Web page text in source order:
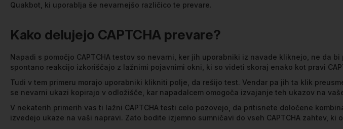
Quakbot, ki uporablja še nevarnejšo različico te prevare.
Kako delujejo CAPTCHA prevare?
Napadi s pomočjo CAPTCHA testov so nevarni, ker jih uporabniki iz navade kliknejo, ne da
spontano reakcijo izkoriščajo z lažnimi pojavnimi okni, ki so videti skoraj enako kot pravi
Tudi v tem primeru morajo uporabniki klikniti polje, da rešijo test. Vendar pa jih ta klik
se nevarni ukazi kopirajo v odložišče, kar napadalcem omogoča izvajanje teh ukazov na
V nekaterih primerih vas ti lažni CAPTCHA testi celo pozovejo, da pritisnete določene
izvedejo ukaze na vaši napravi. Zato bodite izjemno sumničavi do vseh CAPTCHA zahtev, ki